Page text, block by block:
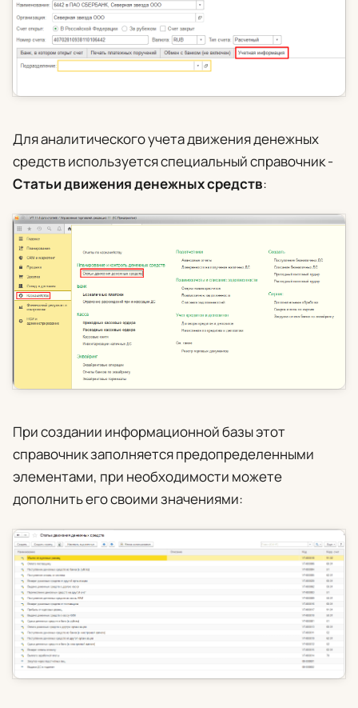
Для аналитического учета движения денежных
средств используется специальный справочник -
Статьи движения денежных средств:
При создании информационной базы этот
справочник заполняется предопределенными
элементами, при необходимости можете
дополнить его своими значениями: